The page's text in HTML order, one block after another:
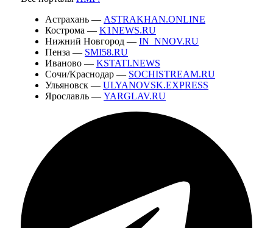
Астрахань — ASTRAKHAN.ONLINE
Кострома — K1NEWS.RU
Нижний Новгород — IN_NNOV.RU
Пенза — SMI58.RU
Иваново — KSTATI.NEWS
Сочи/Краснодар — SOCHISTREAM.RU
Ульяновск — ULYANOVSK.EXPRESS
Ярославль — YARGLAV.RU